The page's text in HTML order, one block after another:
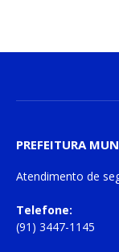
PREFEITURA
Atendimento de
Telefone:
(91) 3447-1145